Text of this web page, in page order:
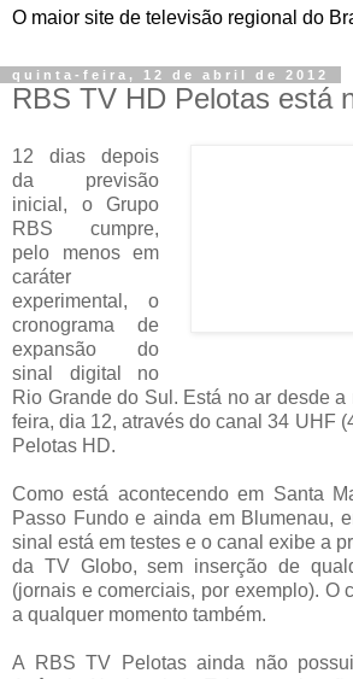
O maior site de televisão regional do
quinta-feira, 12 de abril de 2012
RBS TV HD Pelotas está
12 dias depois
da previsão
inicial, o Grupo
RBS cumpre,
pelo menos em
caráter
experimental, o
cronograma de
expansão do
sinal digital no
Rio Grande do Sul. Está no ar desde
feira, dia 12, através do canal 34 UHF
Pelotas HD.
Como está acontecendo em Santa
Passo Fundo e ainda em Blumenau,
sinal está em testes e o canal exibe a
da TV Globo, sem inserção de
(jornais e comerciais, por exemplo). O
a qualquer momento também.
A RBS TV Pelotas ainda não